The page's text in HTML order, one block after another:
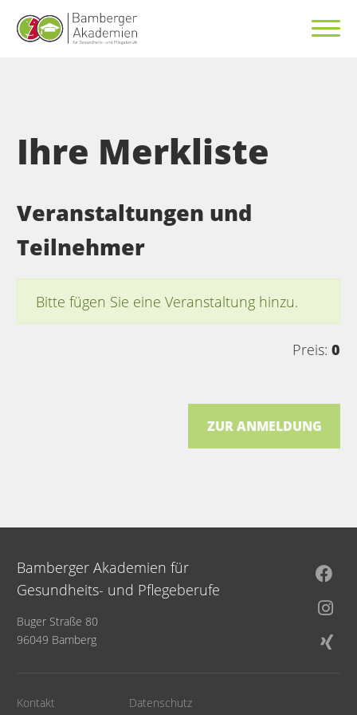
Ihre Merkliste
Veranstaltungen und
Teilnehmer
Bitte fügen Sie eine Veranstaltung hinzu.
Preis: 0
ZUR ANMELDUNG
Bamberger Akademien für
Gesundheits- und Pflegeberufe
Buger Straße 80
96049 Bamberg
Kontakt Datenschutz